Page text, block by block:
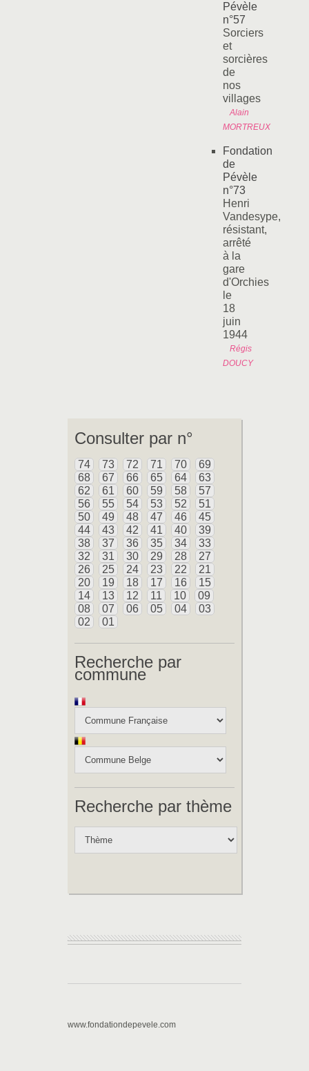
Pévèle
n°57
Sorciers
et
sorcières
de
nos
villages
Alain
MORTREUX
Fondation
de
Pévèle
n°73
Henri
Vandesype,
résistant,
arrêté
à la
gare
d'Orchies
le
18
juin
1944
Régis
DOUCY
Consulter par n°
74 73 72 71 70
69
68
67 66 65 64
63
62
61 60 59 58
57
56
55 54 53 52
51
50
49 48 47 46
45
44
43 42 41 40
39
38
37 36 35 34
33
32
31 30 29 28
27
26
25 24 23 22
21
20
19 18 17 16
15
14
13 12 11 10
09
08
07 06 05 04
03
02
01
Recherche par
commune
Recherche par thème
www.fondationdepevele.com